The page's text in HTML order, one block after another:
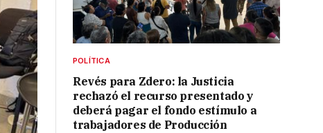
POLÍTICA
Revés para Zdero: la Justicia
rechazó el recurso presentado y
deberá pagar el fondo estímulo a
trabajadores de Producción